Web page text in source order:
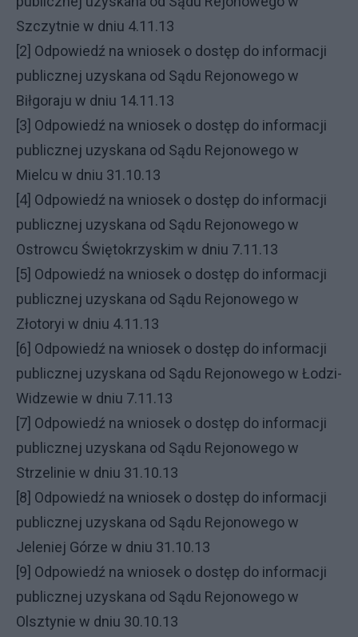
Szczytnie w dniu 4.11.13
[2] Odpowiedź na wniosek o dostęp do informacji
publicznej uzyskana od Sądu Rejonowego w
Biłgoraju w dniu 14.11.13
[3] Odpowiedź na wniosek o dostęp do informacji
publicznej uzyskana od Sądu Rejonowego w
Mielcu w dniu 31.10.13
[4] Odpowiedź na wniosek o dostęp do informacji
publicznej uzyskana od Sądu Rejonowego w
Ostrowcu Świętokrzyskim w dniu 7.11.13
[5] Odpowiedź na wniosek o dostęp do informacji
publicznej uzyskana od Sądu Rejonowego w
Złotoryi w dniu 4.11.13
[6] Odpowiedź na wniosek o dostęp do informacji
publicznej uzyskana od Sądu Rejonowego w Łodzi-
Widzewie w dniu 7.11.13
[7] Odpowiedź na wniosek o dostęp do informacji
publicznej uzyskana od Sądu Rejonowego w
Strzelinie w dniu 31.10.13
[8] Odpowiedź na wniosek o dostęp do informacji
publicznej uzyskana od Sądu Rejonowego w
Jeleniej Górze w dniu 31.10.13
[9] Odpowiedź na wniosek o dostęp do informacji
publicznej uzyskana od Sądu Rejonowego w
Olsztynie w dniu 30.10.13